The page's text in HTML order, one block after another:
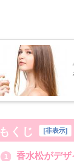
もくじ [非表示]
1 香水松がデザ